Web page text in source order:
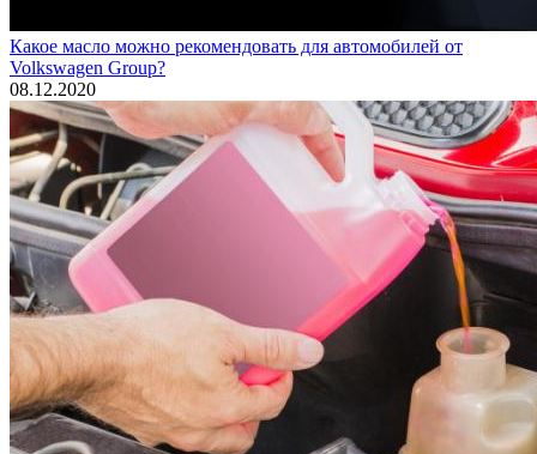
Какое масло можно рекомендовать для автомобилей от
Volkswagen Group?
08.12.2020